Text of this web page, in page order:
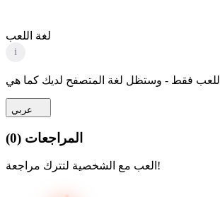
لغة اللعب
i
عربي
المراجعات (
0
)
العب مع الشخصية لتترك مراجعة!